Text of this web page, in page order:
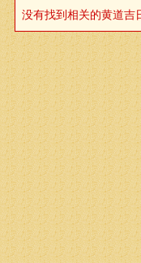
没有找到相关的黄道吉